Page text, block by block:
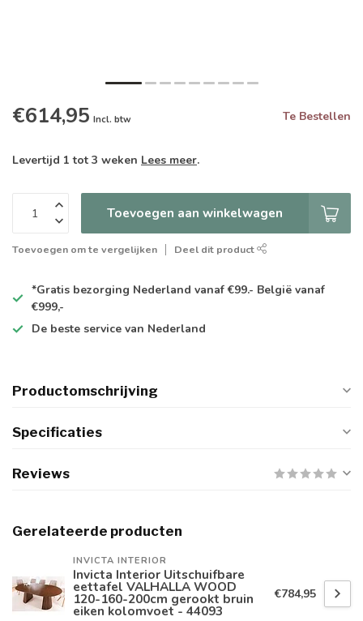
€614,95 Incl. btw Te Bestellen
Levertijd 1 tot 3 weken Lees meer.
Toevoegen aan winkelwagen
Toevoegen om te vergelijken Deel dit product
*Gratis bezorging Nederland vanaf €99.- België vanaf
€999,-
De beste service van Nederland
Productomschrijving
Specificaties
Reviews
Gerelateerde producten
INVICTA INTERIOR
Invicta Interior Uitschuifbare
eettafel VALHALLA WOOD
120-160-200cm gerookt bruin
eiken kolomvoet - 44093
€784,95